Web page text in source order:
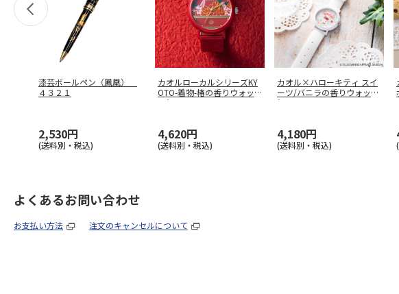
漆芸ボールペン（鳳凰）
４３２１
2,530円
(送料別・税込)
カオルローカルシリーズKY
OTO-着物-椿の香りウォッ
チ(
4,620円
(送料別・税込)
カオル×ハローキティ スイ
ーツ/バニラの香りウォッチ
(KA
4,180円
(送料別・税込)
よくあるお問い合わせ
お支払い方法 注文のキャンセルについて